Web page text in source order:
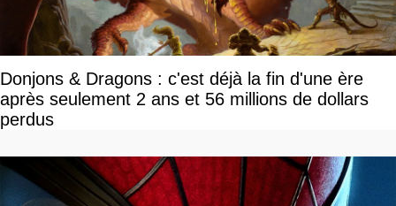
Donjons & Dragons : c'est déjà la fin d'une ère
après seulement 2 ans et 56 millions de dollars
perdus